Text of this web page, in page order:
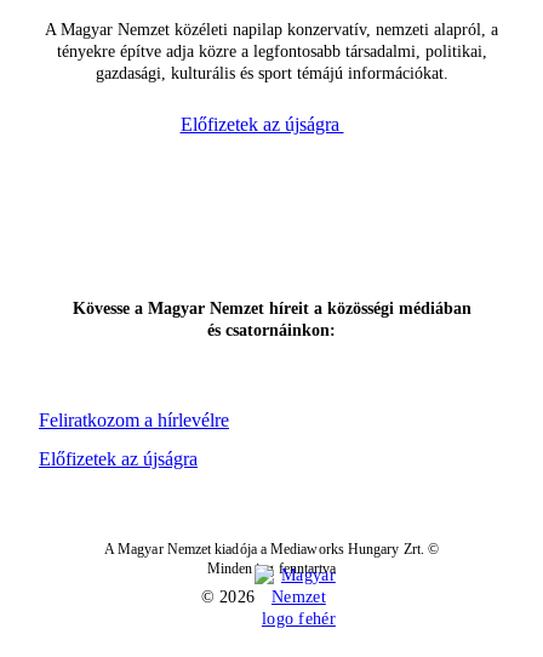
A Magyar Nemzet közéleti napilap konzervatív, nemzeti alapról, a
tényekre építve adja közre a legfontosabb társadalmi, politikai,
gazdasági, kulturális és sport témájú információkat.
Előfizetek az újságra
Feliratkozom a hírlevélre
Kövesse a Magyar Nemzet híreit a közösségi médiában
és csatornáinkon:
Előfizetek az újságra
A Magyar Nemzet kiadója a Mediaworks Hungary Zrt. ©
Minden jog fenntartva
© 2026